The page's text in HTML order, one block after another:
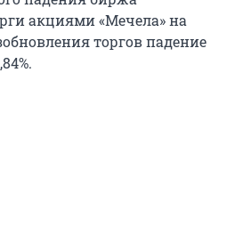
акциями «Мечела» на
торгов падение